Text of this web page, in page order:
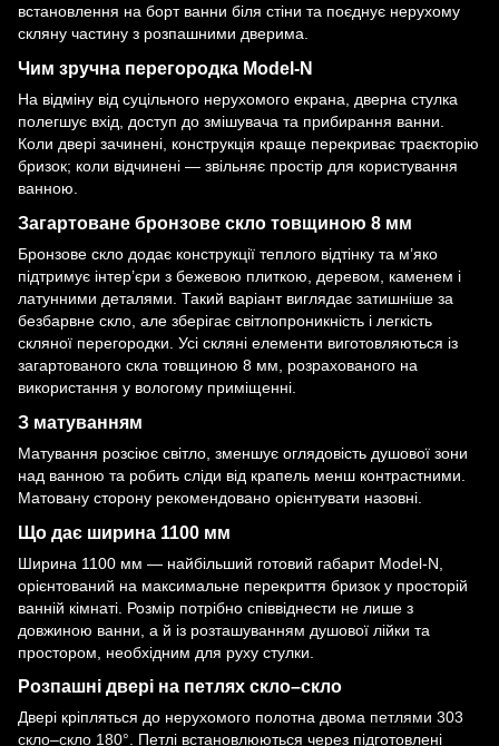
встановлення на борт ванни біля стіни та поєднує нерухому
скляну частину з розпашними дверима.
Чим зручна перегородка Model-N
На відміну від суцільного нерухомого екрана, дверна стулка
полегшує вхід, доступ до змішувача та прибирання ванни.
Коли двері зачинені, конструкція краще перекриває траєкторію
бризок; коли відчинені — звільняє простір для користування
ванною.
Загартоване бронзове скло товщиною 8 мм
Бронзове скло додає конструкції теплого відтінку та м’яко
підтримує інтер’єри з бежевою плиткою, деревом, каменем і
латунними деталями. Такий варіант виглядає затишніше за
безбарвне скло, але зберігає світлопроникність і легкість
скляної перегородки. Усі скляні елементи виготовляються із
загартованого скла товщиною 8 мм, розрахованого на
використання у вологому приміщенні.
З матуванням
Матування розсіює світло, зменшує оглядовість душової зони
над ванною та робить сліди від крапель менш контрастними.
Матовану сторону рекомендовано орієнтувати назовні.
Що дає ширина 1100 мм
Ширина 1100 мм — найбільший готовий габарит Model-N,
орієнтований на максимальне перекриття бризок у просторій
ванній кімнаті. Розмір потрібно співвіднести не лише з
довжиною ванни, а й із розташуванням душової лійки та
простором, необхідним для руху стулки.
Розпашні двері на петлях скло–скло
Двері кріпляться до нерухомого полотна двома петлями 303
скло–скло 180°. Петлі встановлюються через підготовлені